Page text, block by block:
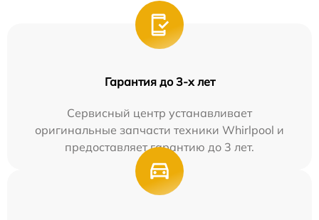
Гарантия до 3-х лет
Сервисный центр устанавливает
оригинальные запчасти техники Whirlpool и
предоставляет гарантию до 3 лет.